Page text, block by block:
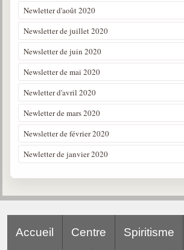
Newletter d'août 2020
Newsletter de juillet 2020
Newsletter de juin 2020
Newsletter de mai 2020
Newletter d'avril 2020
Newletter de mars 2020
Newsletter de février 2020
Newletter de janvier 2020
Accueil Centre Spiritisme